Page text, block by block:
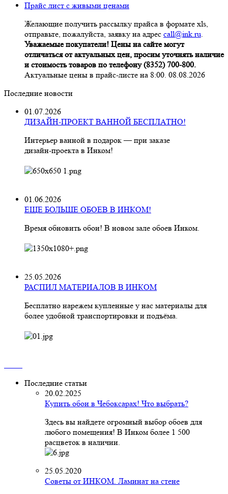
Прайс лист с живыми ценами
Желающие получить рассылку прайса в формате xls,
отправьте, пожалуйста, заявку на адрес call@ink.ru.
Уважаемые покупатели! Цены на сайте могут
отличаться от актуальных цен, просим уточнять наличие
и стоимость товаров по телефону (8352) 700-800.
Актуальные цены в прайс-листе на 8:00. 08.08.2026
Последние новости
01.07.2026
ДИЗАЙН-ПРОЕКТ ВАННОЙ БЕСПЛАТНО!
Интерьер ванной в подарок — при заказе
дизайн‑проекта в Инком!
01.06.2026
ЕЩЕ БОЛЬШЕ ОБОЕВ В ИНКОМ!
Время обновить обои! В новом зале обоев Инком.
25.05.2026
РАСПИЛ МАТЕРИАЛОВ В ИНКОМ
Бесплатно нарежем купленные у нас материалы для
более удобной транспортировки и подъёма.
Последние статьи
20.02.2025
Купить обои в Чебоксарах! Что выбрать?
Здесь вы найдете огромный выбор обоев для
любого помещения! В Инком более 1 500
расцветок в наличии.
25.05.2020
Советы от ИНКОМ. Ламинат на стене